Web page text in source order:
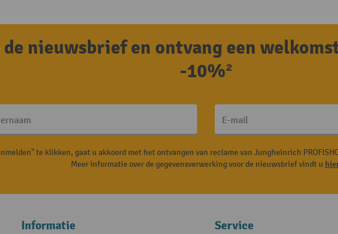
nieuwsbrief en ontvang een
-10%²
E-mail
te klikken, gaat u akkoord met het ontvangen van reclame van Jungheinrich
Meer informatie over de gegevensverwerking voor de nieuwsbrief vindt u
Informatie Service